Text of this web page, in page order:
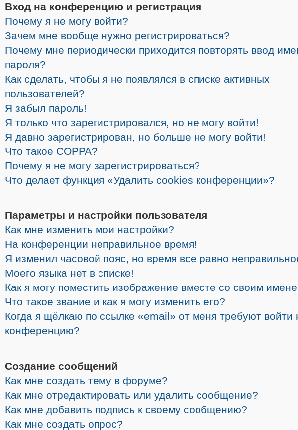
Вход на конференцию и регистрация
Почему я не могу войти?
Зачем мне вообще нужно регистрироваться?
Почему мне периодически приходится повторять ввод
пароля?
Как сделать, чтобы я не появлялся в списке активных
пользователей?
Я забыл пароль!
Я только что зарегистрировался, но не могу войти!
Я давно зарегистрирован, но больше не могу войти!
Что такое COPPA?
Почему я не могу зарегистрироваться?
Что делает функция «Удалить cookies конференции»?
Параметры и настройки пользователя
Как мне изменить мои настройки?
На конференции неправильное время!
Я изменил часовой пояс, но время все равно
Моего языка нет в списке!
Как я могу поместить изображение вместе со своим
Что такое звание и как я могу изменить его?
Когда я щёлкаю по ссылке «email» от меня требуют войти
конференцию?
Создание сообщений
Как мне создать тему в форуме?
Как мне отредактировать или удалить сообщение?
Как мне добавить подпись к своему сообщению?
Как мне создать опрос?